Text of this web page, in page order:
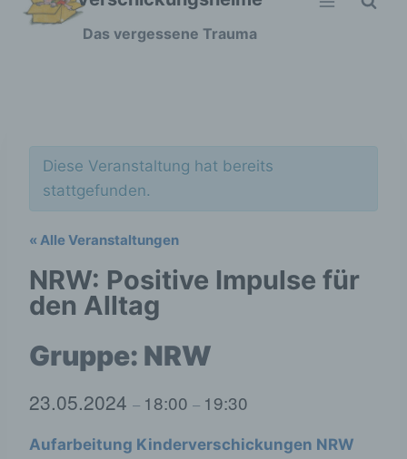
Zum
Das vergessene Trauma
Diese Veranstaltung hat bereits
stattgefunden.
« Alle Veranstaltungen
NRW: Positive Impulse für
den Alltag
23.05.2024 – 18:00 – 19:30
Aufarbeitung Kinderverschickungen NRW